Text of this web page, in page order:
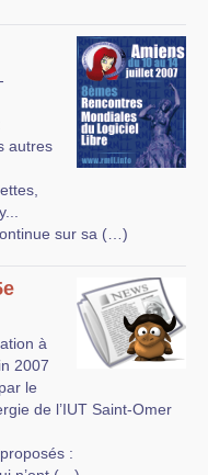
autres
sur sa (…)
à
2007
le
de l’IUT Saint-Omer
: